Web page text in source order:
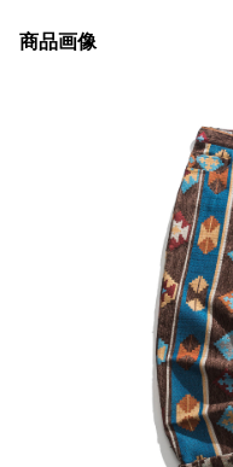
商品画像